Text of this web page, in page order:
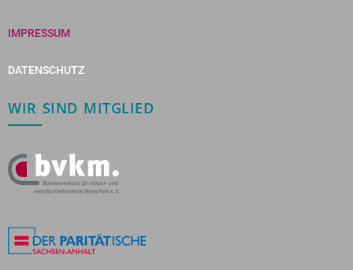
IMPRESSUM
DATENSCHUTZ
WIR SIND MITGLIED